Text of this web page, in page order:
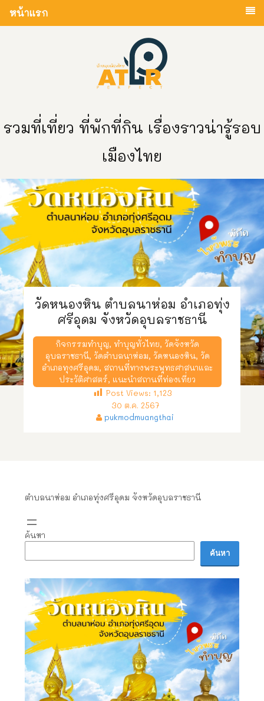
หน้าแรก
รวมที่เที่ยว ที่พักที่กิน เรื่องราวน่ารู้รอบ
เมืองไทย
วัดหนองหิน ตำบลนาห่อม อำเภอทุ่ง
ศรีอุดม จังหวัดอุบลราชธานี
กิจกรรมทำบุญ, ทำบุญทั่วไทย, วัดจังหวัด
อุบลราชธานี, วัดตำบลนาห่อม, วัดหนองหิน, วัด
อำเภอทุงศรีอุดม, สถานที่ทางพระพุทธศาสนาและ
ประวัติศาสตร์, แนะนำสถานที่ท่องเที่ยว
Post Views: 1,123
30 ต.ค. 2567
pukmodmuangthai
ตำบลนาห่อม อำเภอทุ่งศรีอุดม จังหวัดอุบลราชธานี
ค้นหา
ค้นหา